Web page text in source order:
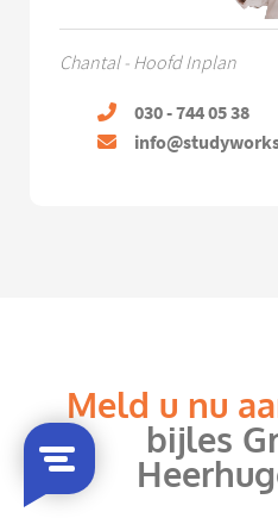
Chantal - Hoofd Inplan
030 - 744 05 38
Meld u nu
bijles